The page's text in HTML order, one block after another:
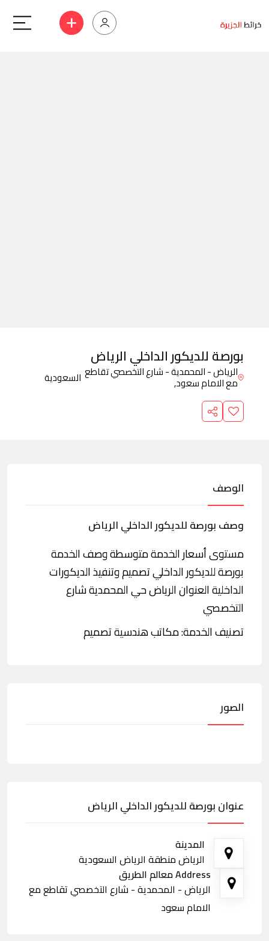
بورصة للديكور الداخلي الرياض
الرياض - المحمدية - شارع التخصصي تقاطع
مع الامام سعود, السعودية
الوصف
وصف بورصة للديكور الداخلي الرياض
مستوى أسعار الخدمة متوسطة وصف الخدمة
بورصة للديكور الداخلي تصميم وتنفيذ الديكورات
الداخلية العنوان الرياض حي المحمدية شارع
التخصصي
تصنيف الخدمة: مكاتب هندسية تصميم
الصور
عنوان بورصة للديكور الداخلي الرياض
المدينة
الرياض منطقة الرياض السعودية
Address معالم الطريق
الرياض - المحمدية - شارع التخصصي تقاطع مع
الامام سعود